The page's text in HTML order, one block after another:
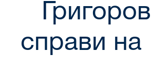
справи